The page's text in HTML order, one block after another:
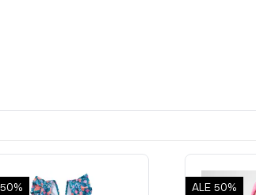
50% ALE 50%